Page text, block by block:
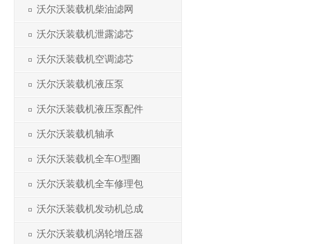
沃尔沃装载机柴油滤网
沃尔沃装载机泄露滤芯
沃尔沃装载机空调滤芯
沃尔沃装载机液压泵
沃尔沃装载机液压泵配件
沃尔沃装载机轴承
沃尔沃装载机全车O型圈
沃尔沃装载机全车修理包
沃尔沃装载机发动机总成
沃尔沃装载机涡轮增压器